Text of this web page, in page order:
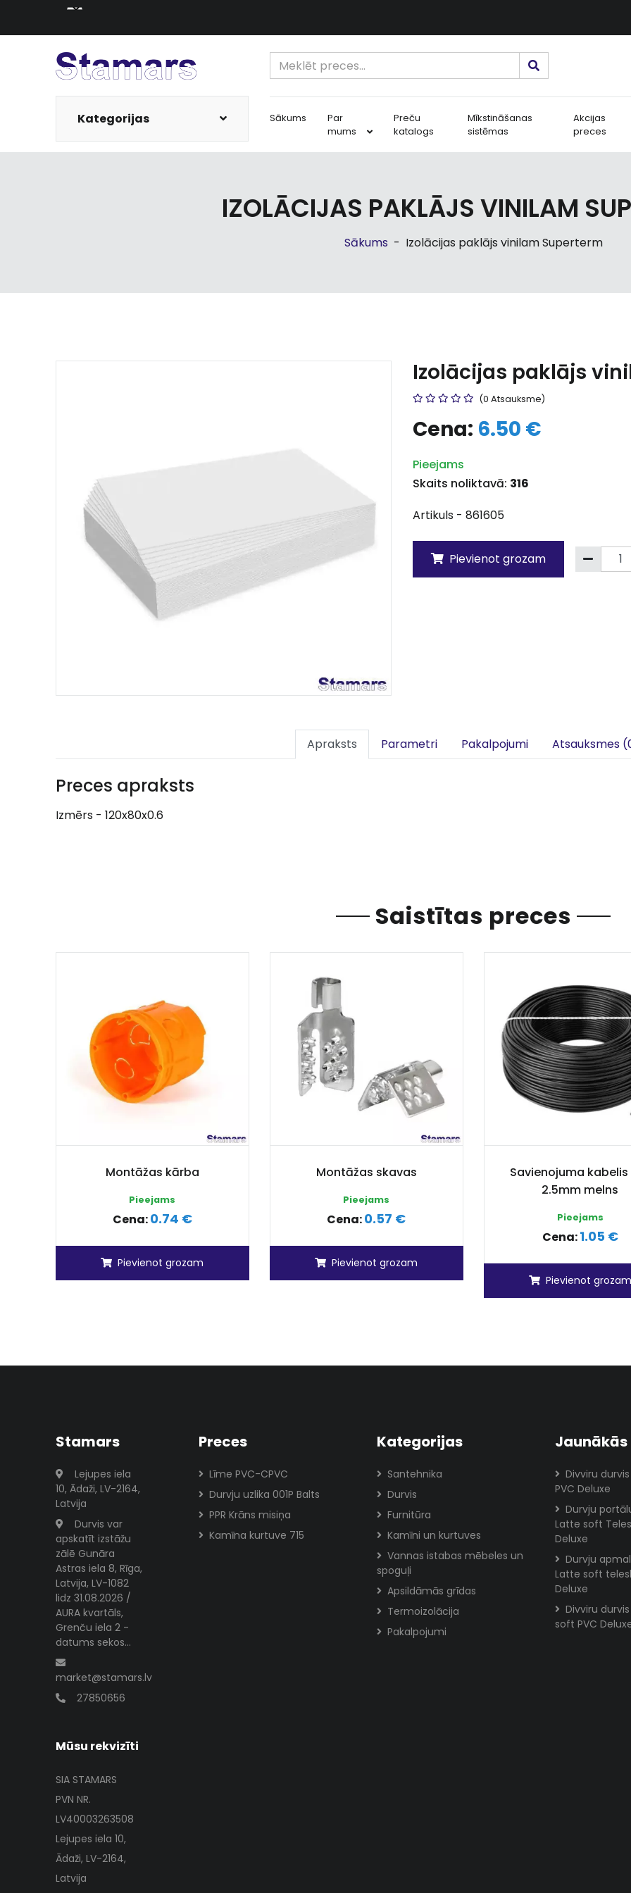
Kategorijas Sākums
Par
mums
Preču
katalogs
Mīkstināšanas
sistēmas
Akcijas
preces
IZOLĀCIJAS PAKLĀJS VINILAM
Sākums - Izolācijas paklājs vinilam Superterm
Izolācijas paklājs
(0 Atsauksme)
Cena: 6.50 €
Pieejams
Skaits noliktavā: 316
Artikuls - 861605
Pievienot grozam
Apraksts Parametri Pakalpojumi Atsauksmes
Preces apraksts
Izmērs - 120x80x0.6
Saistītas preces
Montāžas kārba
Pieejams
Cena:0.74 €
Pievienot grozam
Montāžas skavas
Pieejams
Cena:0.57 €
Pievienot grozam
Savienojuma kabelis
2.5mm melns
Pieejams
Cena:1.05 €
Pievienot grozam
Stamars
Lejupes iela
10, Ādaži, LV-2164,
Latvija
Durvis var
apskatīt izstāžu
zālē Gunāra
Astras iela 8, Rīga,
Latvija, LV-1082
lidz 31.08.2026 /
AURA kvartāls,
Grenču iela 2 -
datums sekos...
market@stamars.lv
27850656
Mūsu rekvizīti
SIA STAMARS
PVN NR.
LV40003263508
Lejupes iela 10,
Ādaži, LV-2164,
Latvija
Preces
Līme PVC-CPVC
Durvju uzlika 001P Balts
PPR Krāns misiņa
Kamīna kurtuve 715
Kategorijas
Santehnika
Durvis
Furnitūra
Kamīni un kurtuves
Vannas istabas mēbeles un
spoguļi
Apsildāmās grīdas
Termoizolācija
Pakalpojumi
Jaunākās
Divviru
PVC Deluxe
Durvju
Latte soft
Deluxe
Durvju
Latte soft
Deluxe
Divviru
soft PVC